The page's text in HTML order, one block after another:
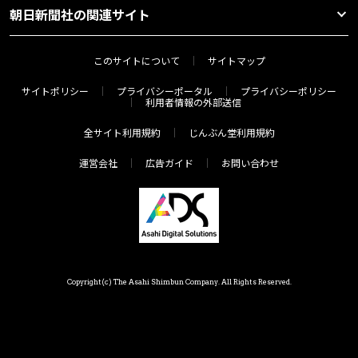
朝日新聞社の関連サイト
このサイトについて サイトマップ
サイトポリシー プライバシーポータル
プライバシーポリシー
利用者情報の外部送信
全サイト利用規約 じんぶん堂利用規約
運営会社 広告ガイド お問い合わせ
Copyright(c) The Asahi Shimbun Company. All Rights Reserved.